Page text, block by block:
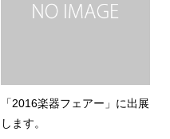
「2016楽器フェアー」に出展
します。